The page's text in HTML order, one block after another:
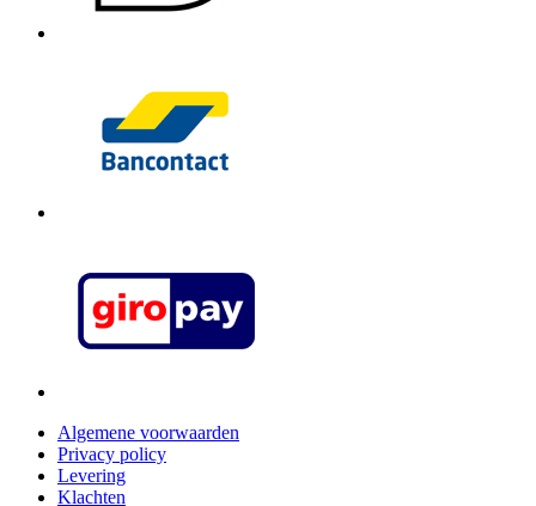
Algemene voorwaarden
Privacy policy
Levering
Klachten